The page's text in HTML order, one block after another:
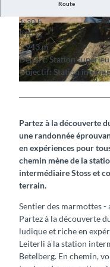
© Bergwerk.li - Tristan Mathys, Lenk-
Route
1:30 h
310 m
1.943 m
Départ: Station
Objectif: Station
Partez à la découverte
une randonnée
en expériences pour
chemin mène de la
intermédiaire Stoss et
terrain.
Sentier des marmottes -
Partez à la découverte
ludique et riche en
Leiterli à la station
Betelberg. En chemin,